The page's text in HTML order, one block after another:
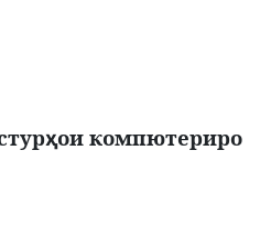
ҳои компютериро